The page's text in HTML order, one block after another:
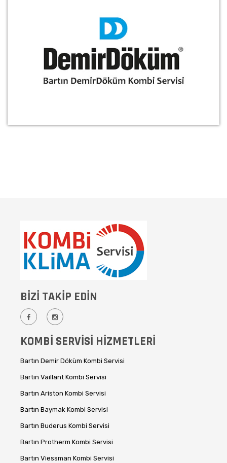
BİZİ TAKİP EDİN
KOMBİ SERVİSİ HİZMETLERİ
Bartın Demir Döküm Kombi Servisi
Bartın Vaillant Kombi Servisi
Bartın Ariston Kombi Servisi
Bartın Baymak Kombi Servisi
Bartın Buderus Kombi Servisi
Bartın Protherm Kombi Servisi
Bartın Viessman Kombi Servisi